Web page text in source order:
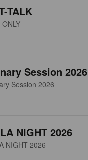
TALK
Session 2026
Session 2026
NIGHT 2026
NIGHT 2026